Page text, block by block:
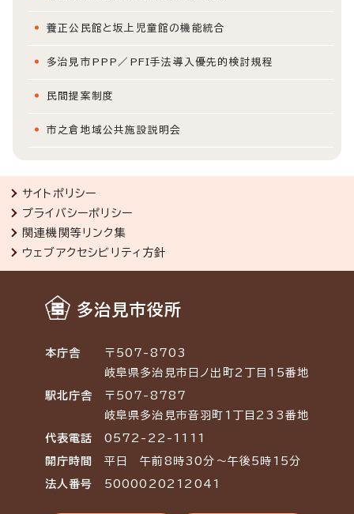
養正公民館と坂上児童館の機能統合
多治見市PPP／PFI手法導入優先的検討規程
民間提案制度
市之倉地域公共施設説明会
サイトポリシー
プライバシーポリシー
関連機関等リンク集
ウェブアクセシビリティ方針
多治見市役所
本庁舎
〒507-8703
岐阜県多治見市日ノ出町2丁目15番地
駅北庁舎
〒507-8787
岐阜県多治見市音羽町1丁目233番地
代表電話 0572-22-1111
開庁時間 平日 午前8時30分～午後5時15分
法人番号 5000020212041